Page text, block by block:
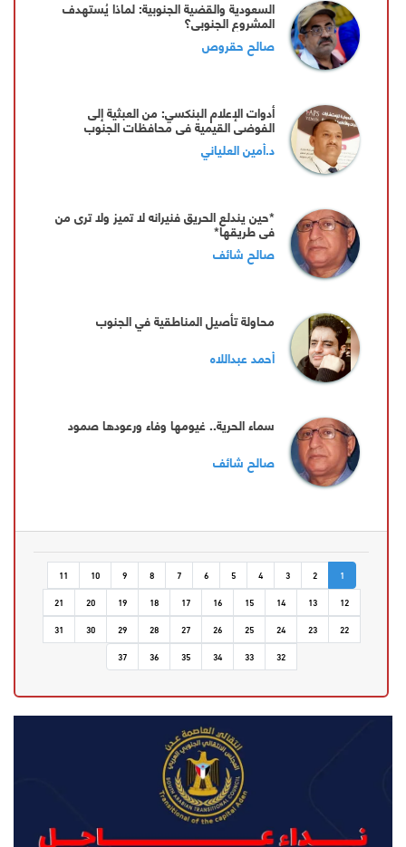
السعودية والقضية الجنوبية: لماذا يُستهدف
المشروع الجنوبي؟
صالح حقروص
أدوات الإعلام البنكسي: من العبثية إلى
الفوضى القيمية في محافظات الجنوب
د.أمين العلياني
*حين يندلع الحريق فنيرانه لا تميز ولا ترى من
في طريقها*
صالح شائف
محاولة تأصيل المناطقية في الجنوب
أحمد عبداللاه
سماء الحرية.. غيومها وفاء ورعودها صمود
صالح شائف
1
2
3
4
5
6
7
8
9
10
11
12
13
14
15
16
17
18
19
20
21
22
23
24
25
26
27
28
29
30
31
32
33
34
35
36
37